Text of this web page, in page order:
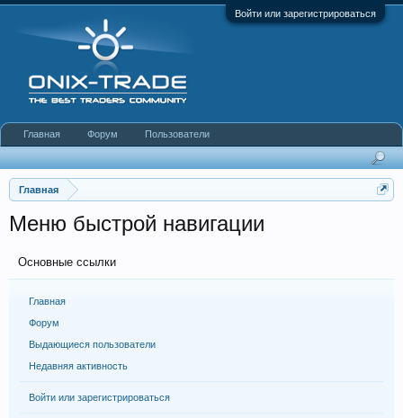
Войти или зарегистрироваться
Главная
Меню быстрой навигации
Основные ссылки
Главная
Форум
Выдающиеся пользователи
Недавняя активность
Войти или зарегистрироваться
Главная Форум Пользователи